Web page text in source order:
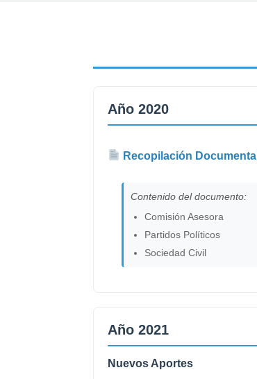
Año 2020
Recopilación Documental
Contenido del documento:
Comisión Asesora
Partidos Políticos
Sociedad Civil
Año 2021
Nuevos Aportes